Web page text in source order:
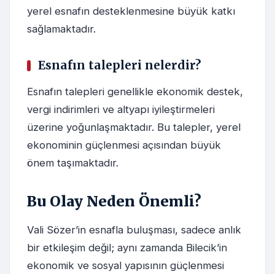
yerel esnafın desteklenmesine büyük katkı
sağlamaktadır.
Esnafın talepleri nelerdir?
Esnafın talepleri genellikle ekonomik destek,
vergi indirimleri ve altyapı iyileştirmeleri
üzerine yoğunlaşmaktadır. Bu talepler, yerel
ekonominin güçlenmesi açısından büyük
önem taşımaktadır.
Bu Olay Neden Önemli?
Vali Sözer’in esnafla buluşması, sadece anlık
bir etkileşim değil; aynı zamanda Bilecik’in
ekonomik ve sosyal yapısının güçlenmesi